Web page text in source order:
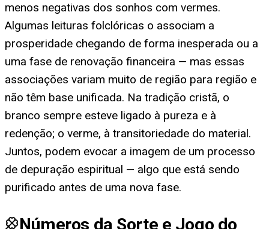
menos negativas dos sonhos com vermes.
Algumas leituras folclóricas o associam a
prosperidade chegando de forma inesperada ou a
uma fase de renovação financeira — mas essas
associações variam muito de região para região e
não têm base unificada. Na tradição cristã, o
branco sempre esteve ligado à pureza e à
redenção; o verme, à transitoriedade do material.
Juntos, podem evocar a imagem de um processo
de depuração espiritual — algo que está sendo
purificado antes de uma nova fase.
Números da Sorte e Jogo do